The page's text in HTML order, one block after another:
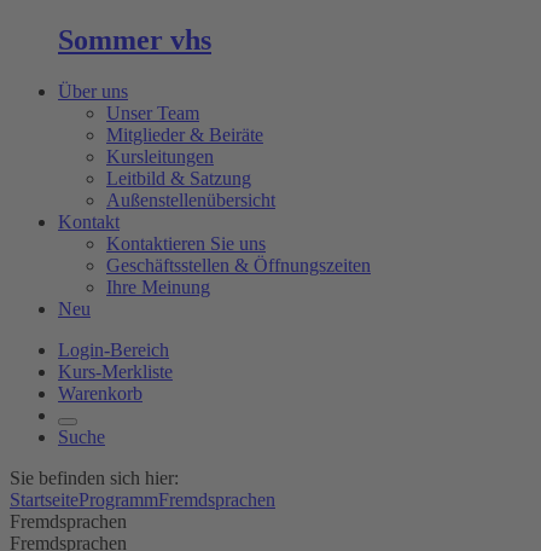
Sommer vhs
Über uns
Unser Team
Mitglieder & Beiräte
Kursleitungen
Leitbild & Satzung
Außenstellenübersicht
Kontakt
Kontaktieren Sie uns
Geschäftsstellen & Öffnungszeiten
Ihre Meinung
Neu
Login-Bereich
Kurs-Merkliste
Warenkorb
Suche
Sie befinden sich hier:
StartseiteProgrammFremdsprachen
Fremdsprachen
Fremdsprachen